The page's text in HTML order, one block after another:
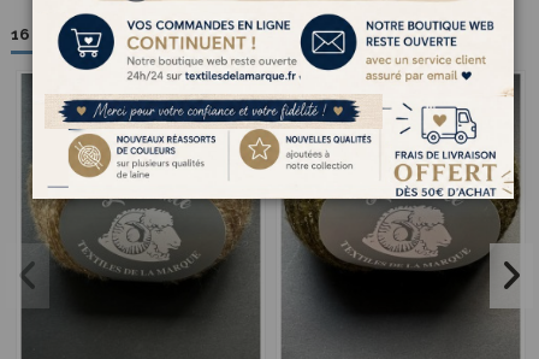
16 autres produits dans la même catégorie :